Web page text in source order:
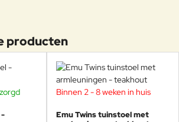
afwerking die kan worden
verwijderd door licht te schuren en
vervolgens te polijsten met een
jute doek. Kleine vlekken
veroorzaakt door olie of andere
onmiddellijk, voordat het hout ze
Living
Buiten.
en duurzaamheid in buitenmeubilair. De
tijdloos design met hoogwaardige
en aluminium, voor een luxueuze
nu gaat om loungesets, eettafels of
producten
-20%
-
Binnen 2 - 8 weken in huis
Emu Twins tuinstoel met